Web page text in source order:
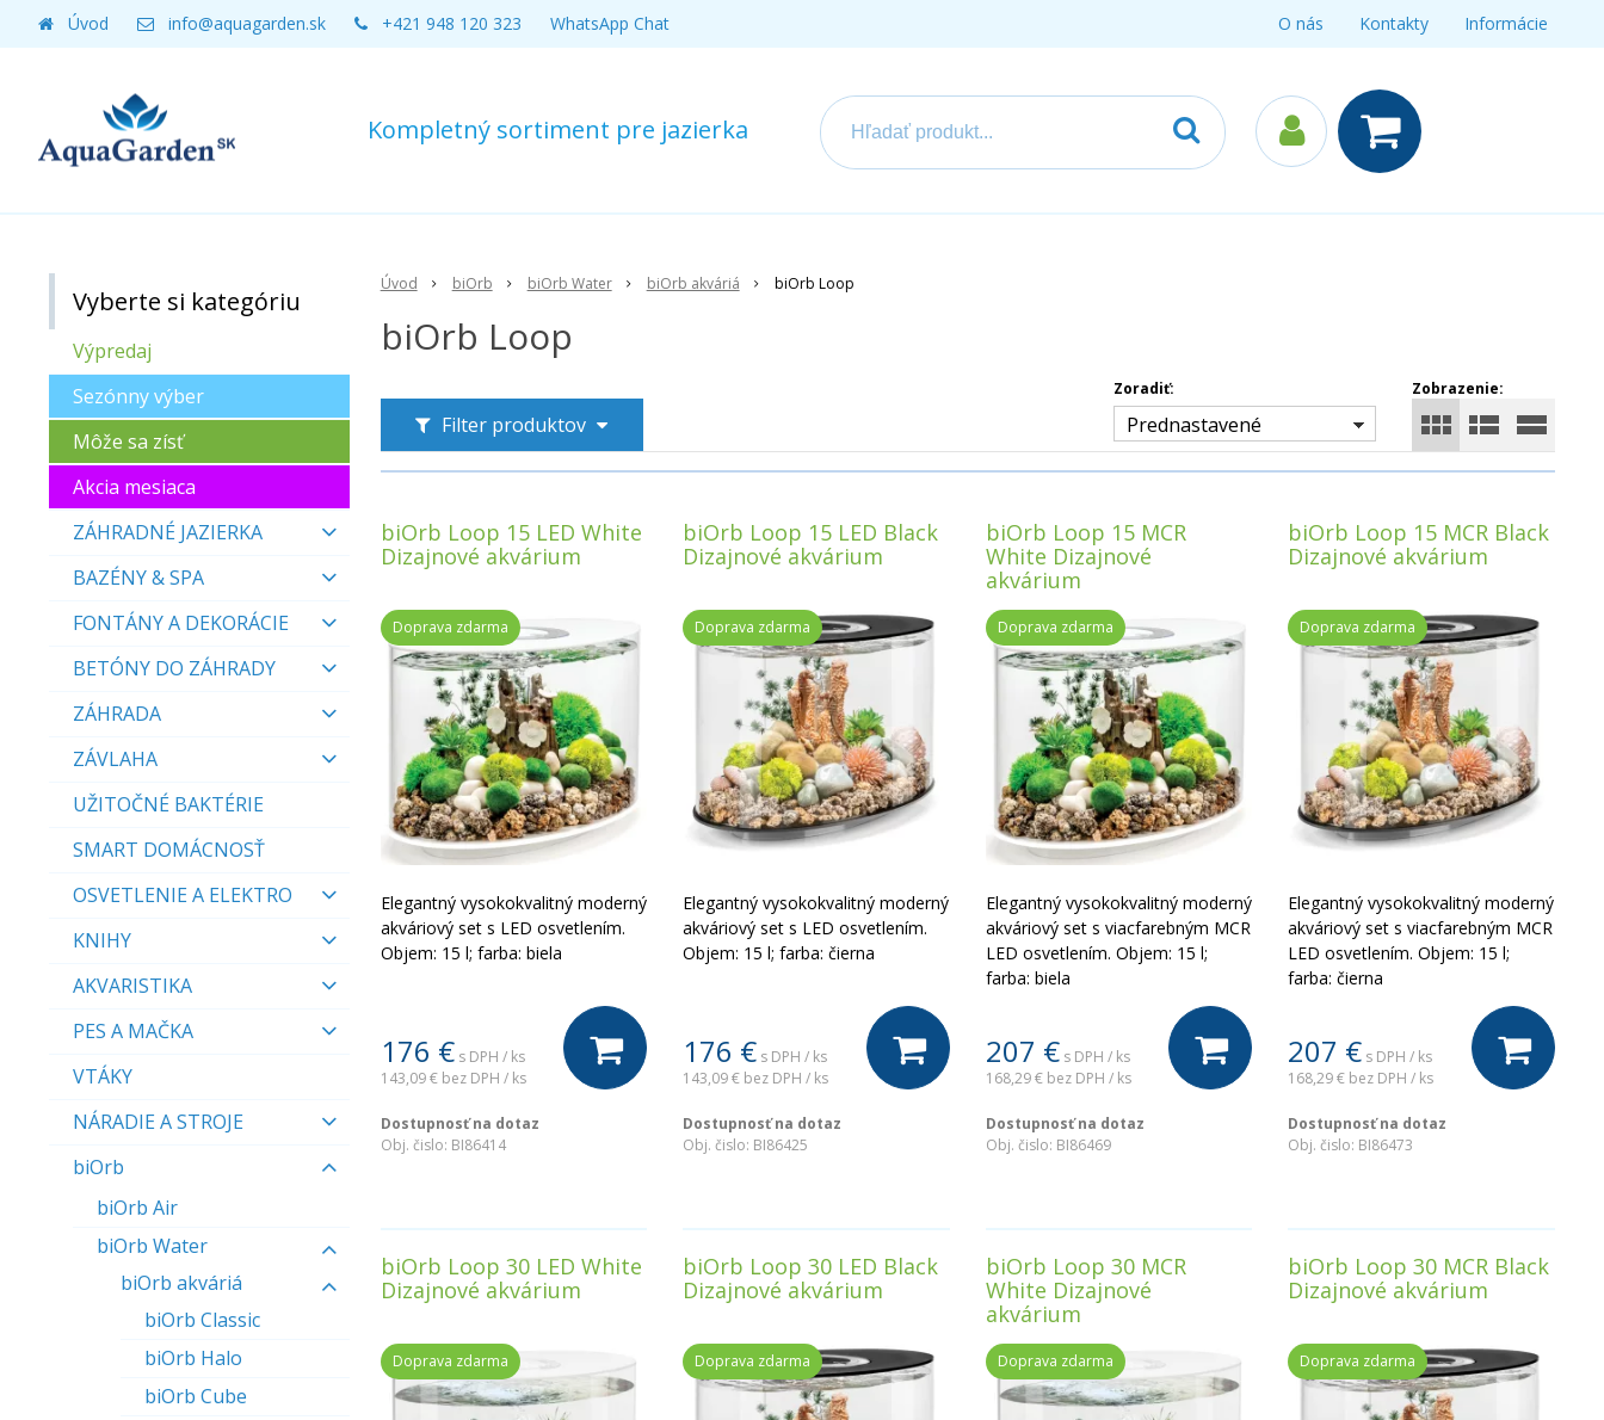
Kompletný sortiment pre jazierka
Úvod info@aquagarden.sk +421 948 120 323 WhatsApp Chat O nás Kontakty Informácie
Úvod biOrb biOrb Water biOrb akváriá biOrb Loop
biOrb Loop
Filter produktov
Zobrazenie:
Zoradiť:
Prednastavené
biOrb Loop 15 LED White
Dizajnové akvárium
Doprava zdarma
Elegantný vysokokvalitný moderný
akváriový set s LED osvetlením.
Objem: 15 l; farba: biela
176 € s DPH / ks
143,09 € bez DPH / ks
Dostupnosť na dotaz
Obj. čislo: BI86414
biOrb Loop 15 LED Black
Dizajnové akvárium
Doprava zdarma
Elegantný vysokokvalitný moderný
akváriový set s LED osvetlením.
Objem: 15 l; farba: čierna
176 € s DPH / ks
143,09 € bez DPH / ks
Dostupnosť na dotaz
Obj. čislo: BI86425
biOrb Loop 15 MCR
White Dizajnové
akvárium
Doprava zdarma
Elegantný vysokokvalitný moderný
akváriový set s viacfarebným MCR
LED osvetlením. Objem: 15 l;
farba: biela
207 € s DPH / ks
168,29 € bez DPH / ks
Dostupnosť na dotaz
Obj. čislo: BI86469
biOrb Loop 15 MCR Black
Dizajnové akvárium
Doprava zdarma
Elegantný vysokokvalitný moderný
akváriový set s viacfarebným MCR
LED osvetlením. Objem: 15 l;
farba: čierna
207 € s DPH / ks
168,29 € bez DPH / ks
Dostupnosť na dotaz
Obj. čislo: BI86473
biOrb Loop 30 LED White
Dizajnové akvárium
Doprava zdarma
biOrb Loop 30 LED Black
Dizajnové akvárium
Doprava zdarma
biOrb Loop 30 MCR
White Dizajnové
akvárium
Doprava zdarma
biOrb Loop 30 MCR Black
Dizajnové akvárium
Doprava zdarma
Vyberte si kategóriu
Výpredaj
Sezónny výber
Môže sa zísť
Akcia mesiaca
ZÁHRADNÉ JAZIERKA
BAZÉNY & SPA
FONTÁNY A DEKORÁCIE
BETÓNY DO ZÁHRADY
ZÁHRADA
ZÁVLAHA
UŽITOČNÉ BAKTÉRIE
SMART DOMÁCNOSŤ
OSVETLENIE A ELEKTRO
KNIHY
AKVARISTIKA
PES A MAČKA
VTÁKY
NÁRADIE A STROJE
biOrb
biOrb Air
biOrb Water
biOrb akváriá
biOrb Classic
biOrb Halo
biOrb Cube